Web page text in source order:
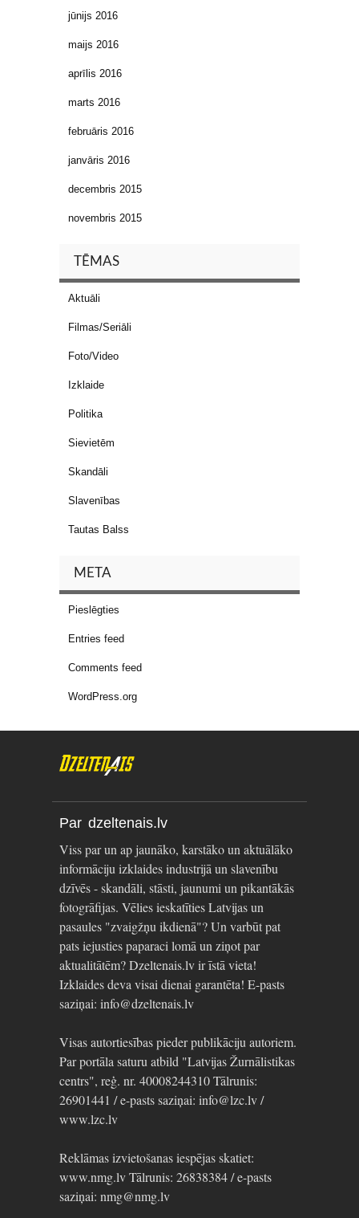
jūnijs 2016
maijs 2016
aprīlis 2016
marts 2016
februāris 2016
janvāris 2016
decembris 2015
novembris 2015
TĒMAS
Aktuāli
Filmas/Seriāli
Foto/Video
Izklaide
Politika
Sievietēm
Skandāli
Slavenības
Tautas Balss
META
Pieslēgties
Entries feed
Comments feed
WordPress.org
Par dzeltenais.lv
Viss par un ap jaunāko, karstāko un aktuālāko
informāciju izklaides industrijā un slavenību
dzīvēs - skandāli, stāsti, jaunumi un pikantākās
fotogrāfijas. Vēlies ieskatīties Latvijas un
pasaules "zvaigžņu ikdienā"? Un varbūt pat
pats iejusties paparaci lomā un ziņot par
aktualitātēm? Dzeltenais.lv ir īstā vieta!
Izklaides deva visai dienai garantēta! E-pasts
saziņai: info@dzeltenais.lv
Visas autortiesības pieder publikāciju autoriem.
Par portāla saturu atbild "Latvijas Žurnālistikas
centrs", reģ. nr. 40008244310 Tālrunis:
26901441 / e-pasts saziņai: info@lzc.lv /
www.lzc.lv
Reklāmas izvietošanas iespējas skatiet:
www.nmg.lv Tālrunis: 26838384 / e-pasts
saziņai: nmg@nmg.lv